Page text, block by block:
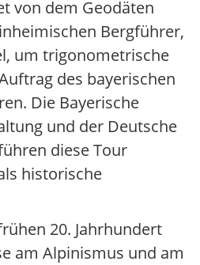
von dem Geodäten
Bergführer,
um trigonometrische
des bayerischen
Die Bayerische
und der Deutsche
diese Tour
historische
20. Jahrhundert
am Alpinismus und am